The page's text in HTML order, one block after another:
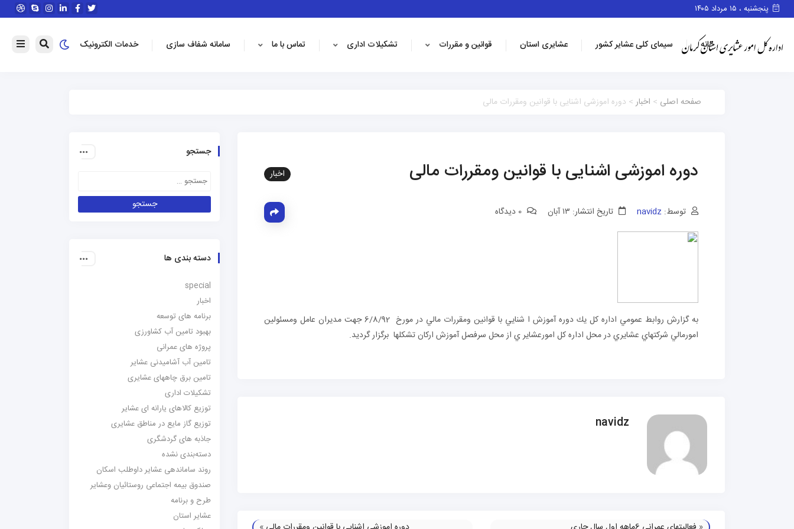
پنجشنبه ، ۱۵ مرداد ۱۴۰۵
خانه سیمای کلی عشایر کشور عشایری استان قوانین و مقررات تشکیلات اداری تماس با ما سامانه شفاف سازی خدمات الکترونیک
صفحه اصلی > اخبار> دوره اموزشی اشنایی با قوانین ومقررات مالی
دوره اموزشی اشنایی با قوانین ومقررات مالی اخبار
توسط: navidz تاریخ انتشار: ۱۳ آبان
به گزارش روابط عمومي اداره كل يك دوره آموزش ا شنايي با قوانين ومقررات مالي در مورخ 6/8/92 جهت مديران عامل ومسئولين
امورمالي شركتهاي عشايري در محل اداره كل امورعشاير ي از محل سرفصل آموزش اركان تشکلها برگزار گردید.
navidz
جستجو
دسته بندی ها
special
اخبار
برنامه های توسعه
بهبود تامین آب کشاورزی
پروژه های عمرانی
تامین آب آشامیدنی عشایر
تامین برق چاههای عشایری
تشکیلات اداری
توزیع کالاهای یارانه ای عشایر
توزیع گاز مایع در مناطق عشایری
جاذبه های گردشگری
دسته‌بندی نشده
روند ساماندهی عشایر داوطلب اسکان
صندوق بیمه اجتماعی روستائیان وعشایر
طرح و برنامه
عشایر استان